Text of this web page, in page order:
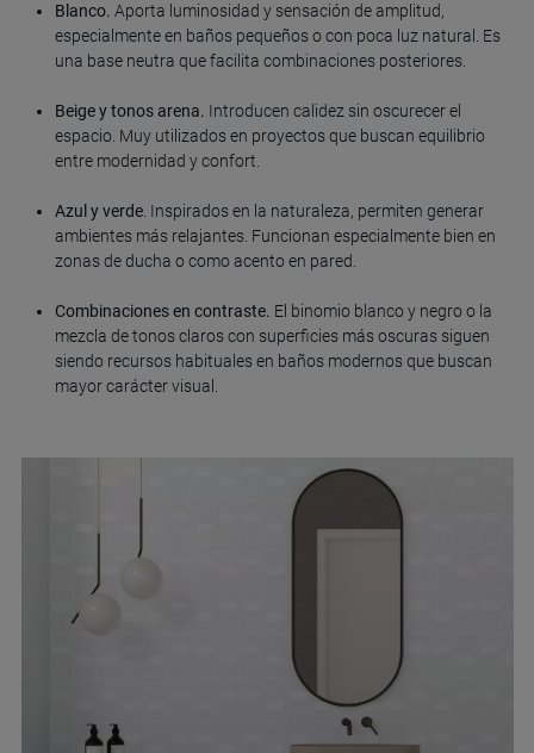
Blanco. Aporta luminosidad y sensación de amplitud,
especialmente en baños pequeños o con poca luz natural. Es
una base neutra que facilita combinaciones posteriores.
Beige y tonos arena. Introducen calidez sin oscurecer el
espacio. Muy utilizados en proyectos que buscan equilibrio
entre modernidad y confort.
Azul y verde. Inspirados en la naturaleza, permiten generar
ambientes más relajantes. Funcionan especialmente bien en
zonas de ducha o como acento en pared.
Combinaciones en contraste. El binomio blanco y negro o la
mezcla de tonos claros con superficies más oscuras siguen
siendo recursos habituales en baños modernos que buscan
mayor carácter visual.